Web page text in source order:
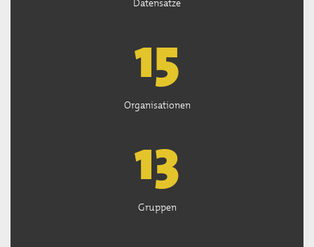
Datensätze
15
Organisationen
13
Gruppen